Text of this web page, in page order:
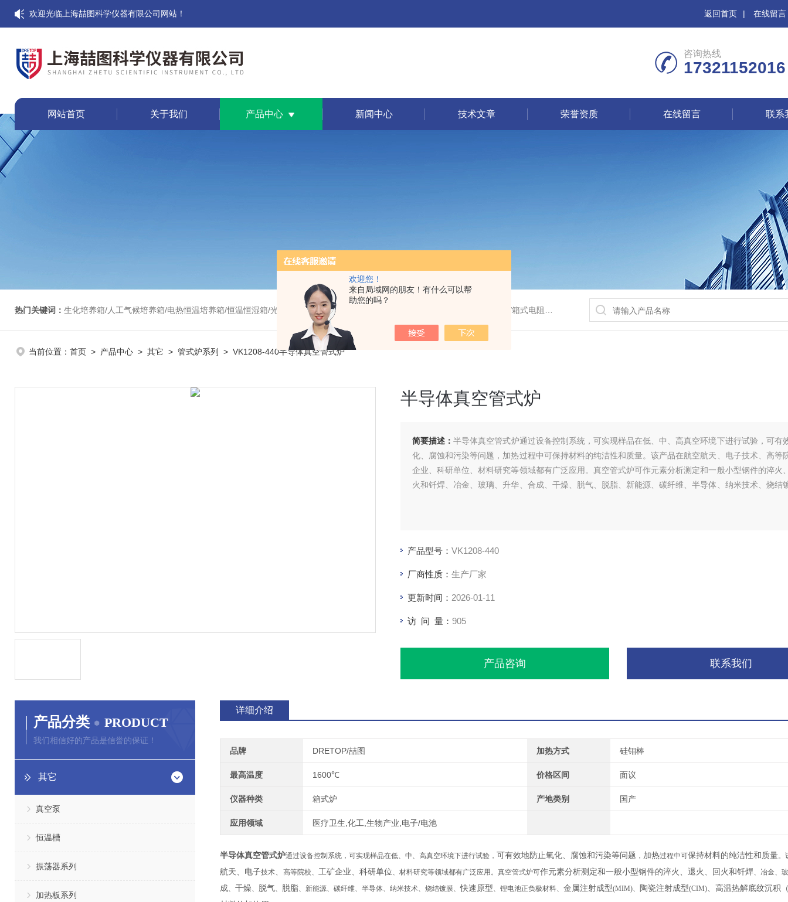
欢迎您！
来自局域网的朋友！有什么可以帮
助您的吗？
欢迎光临上海喆图科学仪器有限公司网站！ 返回首页 | 在线留言
咨询热线
17321152016
网站首页 关于我们 产品中心 新闻中心 技术文章 荣誉资质 在线留言 联系
热门关键词： 生化培养箱/人工气候培养箱/电热恒温培养箱/恒温恒湿箱/光照培养箱/二氧化碳培养箱等/恒温干燥箱/真空干燥箱/高温烘箱等/箱式电阻炉/陶瓷纤维马弗炉/高温马弗炉/管式炉/气氛炉/试验箱/摇床/振荡器/水槽/水浴锅等
当前位置： 首页 > 产品中心 > 其它 > 管式炉系列 > VK1208-440半导体真空管式炉
半导体真空管式炉
简要描述：半导体真空管式炉通过设备控制系统，可实现样品在低、中、高真空环境下进行试验，可有
化、腐蚀和污染等问题，加热过程中可保持材料的纯洁性和质量。该产品在航空航天、电子技术、高等
企业、科研单位、材料研究等领域都有广泛应用。真空管式炉可作元素分析测定和一般小型钢件的淬火
火和钎焊、冶金、玻璃、升华、合成、干燥、脱气、脱脂、新能源、碳纤维、半导体、纳米技术、烧结
产品型号： VK1208-440
厂商性质： 生产厂家
更新时间： 2026-01-11
访 问 量： 905
产品咨询 联系我们
产品分类 PRODUCT
我们相信好的产品是信誉的保证！
其它
真空泵
恒温槽
振荡器系列
加热板系列
详细介绍
品牌 DRETOP/喆图 加热方式 硅钼棒
最高温度 1600℃ 价格区间 面议
仪器种类 箱式炉 产地类别 国产
应用领域 医疗卫生,化工,生物产业,电子/电池
半导体真空管式炉通过设备控制系统，可实现样品在低、中、高真空环境下进行试验， 可有效地防止氧化、腐蚀和污染等问题 ， 加热过程中可保持材料的纯洁性和质量。
航天、电子技术、 高等院校、 工矿企业、科研单位、材料研究等领域都有广泛应用。真空管式炉可作元素分析测定和一般小型钢件的淬火、退火、回火和钎焊、冶金、
成、 干燥、 脱气、 脱脂、新能源、碳纤维、半导体、纳米技术、烧结镀膜、快速原型、锂电池正负极材料、 金属注射成型(MIM)、 陶瓷注射成型(CIM)、高温热解底纹沉积